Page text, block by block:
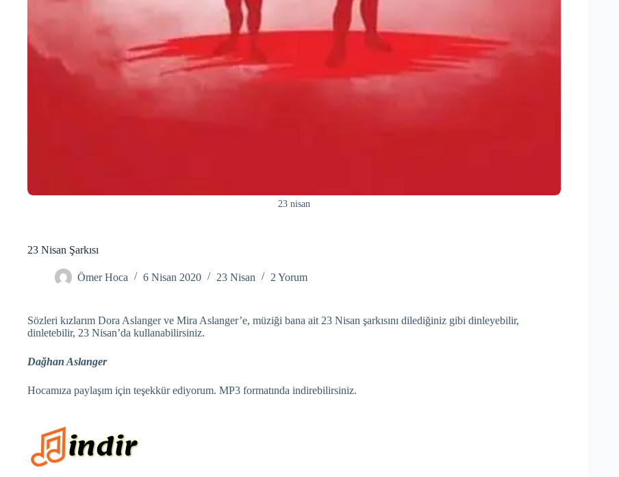
23 nisan
23 Nisan Şarkısı
Ömer Hoca 6 Nisan 2020 23 Nisan 2 Yorum
Sözleri kızlarım Dora Aslanger ve Mira Aslanger’e, müziği bana ait 23 Nisan şarkısını dilediğiniz gibi dinleyebilir,
dinletebilir, 23 Nisan’da kullanabilirsiniz.
Dağhan Aslanger
Hocamıza paylaşım için teşekkür ediyorum. MP3 formatında indirebilirsiniz.